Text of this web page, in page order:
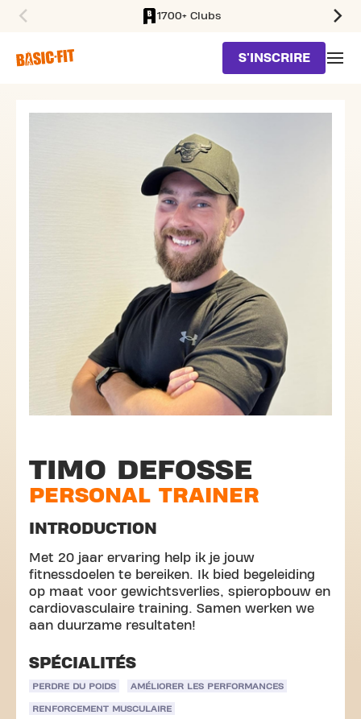
1700+ Clubs
S'INSCRIRE
TIMO DEFOSSE
PERSONAL TRAINER
INTRODUCTION
Met 20 jaar ervaring help ik je jouw
fitnessdoelen te bereiken. Ik bied begeleiding
op maat voor gewichtsverlies, spieropbouw en
cardiovasculaire training. Samen werken we
aan duurzame resultaten!
SPÉCIALITÉS
PERDRE DU POIDS AMÉLIORER LES PERFORMANCES
RENFORCEMENT MUSCULAIRE